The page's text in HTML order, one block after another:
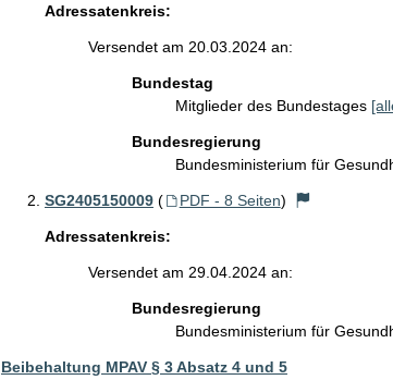
Adressatenkreis:
Versendet am 20.03.2024 an:
Bundestag
Mitglieder des Bundestages
Bundesregierung
Bundesministerium für
SG2405150009 ( PDF - 8 Seiten)
Adressatenkreis:
Versendet am 29.04.2024 an:
Bundesregierung
Bundesministerium für
Beibehaltung MPAV § 3 Absatz 4 und 5